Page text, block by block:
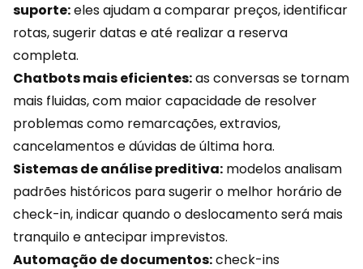
suporte:eles ajudam a comparar preços, identificar
rotas, sugerir datas e até realizar a reserva
completa.
Chatbots mais eficientes:as conversas se tornam
mais fluidas, com maior capacidade de resolver
problemas como remarcações, extravios,
cancelamentos e dúvidas de última hora.
Sistemas de análise preditiva: modelos analisam
padrões históricos para sugerir o melhor horário de
check-in, indicar quando o deslocamento será mais
tranquilo e antecipar imprevistos.
Automação de documentos:check-ins